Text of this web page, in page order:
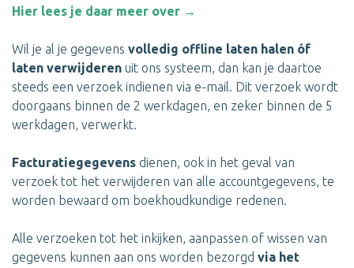
Hier lees je daar meer over →
Wil je al je gegevens volledig offline laten halen óf
laten verwijderen uit ons systeem, dan kan je daartoe
steeds een verzoek indienen via e-mail. Dit verzoek wordt
doorgaans binnen de 2 werkdagen, en zeker binnen de 5
werkdagen, verwerkt.
Facturatiegegevens dienen, ook in het geval van
verzoek tot het verwijderen van alle accountgegevens, te
worden bewaard om boekhoudkundige redenen.
Alle verzoeken tot het inkijken, aanpassen of wissen van
gegevens kunnen aan ons worden bezorgd via het